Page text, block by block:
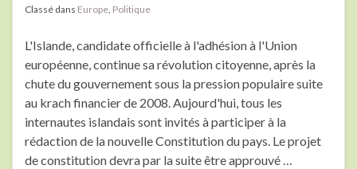
Classé dans Europe, Politique
L'Islande, candidate officielle à l'adhésion à l'Union
européenne, continue sa révolution citoyenne, après la
chute du gouvernement sous la pression populaire suite
au krach financier de 2008. Aujourd'hui, tous les
internautes islandais sont invités à participer à la
rédaction de la nouvelle Constitution du pays. Le projet
de constitution devra par la suite être approuvé …